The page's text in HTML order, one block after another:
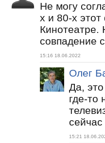
Не могу
х и 80-х
Кинотеатре.
совпадение
15:16 18.06.2022
Олег
Да,
где-то
сейчас
15:21